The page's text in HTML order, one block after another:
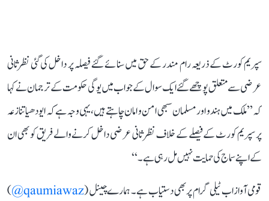
سپریم کورٹ کے ذریعہ رام مندر کے حق میں سنائے گئے فیصلہ پر داخل کی گئی نظرثانی
عرضی سے متعلق پوچھے گئے ایک سوال کے جواب میں یوگی حکومت کے ترجمان نے کہا
کہ ’’ملک میں ہندو اور مسلمان سبھی امن و امان چاہتے ہیں، یہی وجہ ہے کہ ایودھیا تنازعہ
پر سپریم کورٹ کے فیصلے کے خلاف نظر ثانی عرضی داخل کرنے والے فریق کو بھی ان
کے اپنے سماج کی حمایت نہیں مل رہی ہے۔‘‘
قومی آواز اب ٹیلی گرام پر بھی دستیاب ہے۔ ہمارے چینل (qaumiawaz@
)